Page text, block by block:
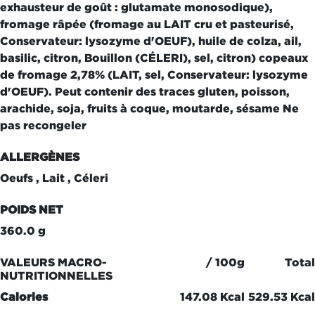
exhausteur de goût : glutamate monosodique),
fromage râpée (fromage au LAIT cru et pasteurisé,
Conservateur: lysozyme d'OEUF), huile de colza, ail,
basilic, citron, Bouillon (CÉLERI), sel, citron) copeaux
de fromage 2,78% (LAIT, sel, Conservateur: lysozyme
d'OEUF). Peut contenir des traces gluten, poisson,
arachide, soja, fruits à coque, moutarde, sésame Ne
pas recongeler
ALLERGÈNES
Oeufs , Lait , Céleri
POIDS NET
360.0 g
VALEURS MACRO-
NUTRITIONNELLES
/ 100g Total
Calories 147.08 Kcal 529.53 Kcal